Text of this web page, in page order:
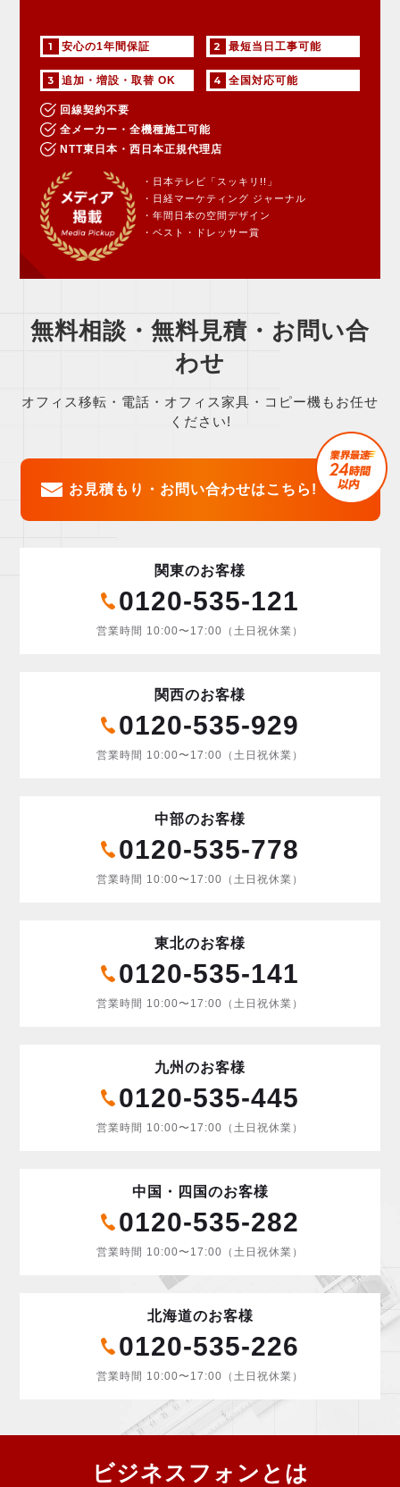
1 安心の1年間保証 2 最短当日工事可能
3 追加・増設・取替 OK 4 全国対応可能
回線契約不要
全メーカー・全機種施工可能
NTT東日本・西日本正規代理店
・日本テレビ「スッキリ!!」
・日経マーケティング ジャーナル
・年間日本の空間デザイン
・ベスト・ドレッサー賞
無料相談・無料見積・お問い合
わせ
オフィス移転・電話・オフィス家具・コピー機もお任せ
ください!
お見積もり・お問い合わせはこちら!
関東のお客様
0120-535-121
営業時間 10:00〜17:00（土日祝休業）
関西のお客様
0120-535-929
営業時間 10:00〜17:00（土日祝休業）
中部のお客様
0120-535-778
営業時間 10:00〜17:00（土日祝休業）
東北のお客様
0120-535-141
営業時間 10:00〜17:00（土日祝休業）
九州のお客様
0120-535-445
営業時間 10:00〜17:00（土日祝休業）
中国・四国のお客様
0120-535-282
営業時間 10:00〜17:00（土日祝休業）
北海道のお客様
0120-535-226
営業時間 10:00〜17:00（土日祝休業）
ビジネスフォンとは